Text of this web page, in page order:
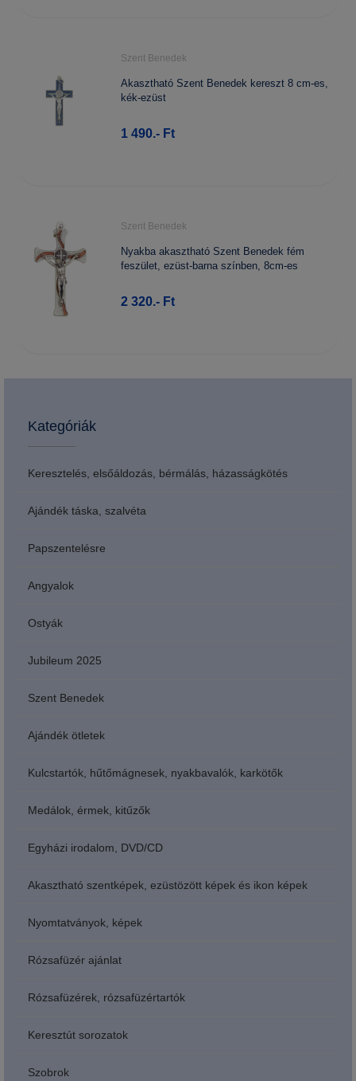
Szent Benedek
Akasztható Szent Benedek kereszt 8 cm-es,
kék-ezüst
1 490.- Ft
Szent Benedek
Nyakba akasztható Szent Benedek fém
feszület, ezüst-barna színben, 8cm-es
2 320.- Ft
Kategóriák
Keresztelés, elsőáldozás, bérmálás, házasságkötés
Ajándék táska, szalvéta
Papszentelésre
Angyalok
Ostyák
Jubileum 2025
Szent Benedek
Ajándék ötletek
Kulcstartók, hűtőmágnesek, nyakbavalók, karkötők
Medálok, érmek, kitűzők
Egyházi irodalom, DVD/CD
Akasztható szentképek, ezüstözött képek és ikon képek
Nyomtatványok, képek
Rózsafüzér ajánlat
Rózsafüzérek, rózsafüzértartók
Keresztút sorozatok
Szobrok